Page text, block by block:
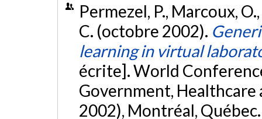
Permezel, P., Marcoux,
C. (octobre 2002).
learning in virtual
écrite]. World
Government, Healthcare
2002), Montréal,